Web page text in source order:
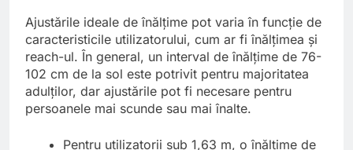
Ajustările ideale de înălțime pot varia în funcție de
caracteristicile utilizatorului, cum ar fi înălțimea și
reach-ul. În general, un interval de înălțime de 76-
102 cm de la sol este potrivit pentru majoritatea
adulților, dar ajustările pot fi necesare pentru
persoanele mai scunde sau mai înalte.
Pentru utilizatorii sub 1,63 m, o înălțime de